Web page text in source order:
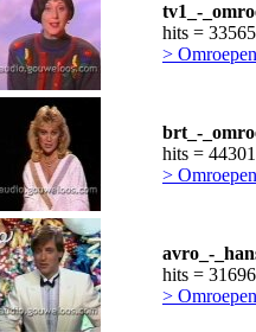
tv1_-
hits = 33565
>
brt_-
hits = 44301
>
avro_-
hits = 31696
>